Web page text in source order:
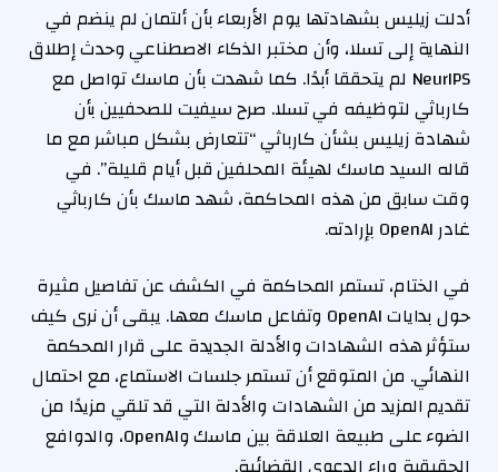
أدلت زيليس بشهادتها يوم الأربعاء بأن ألتمان لم ينضم في
النهاية إلى تسلا، وأن مختبر الذكاء الاصطناعي وحدث إطلاق
NeurIPS لم يتحققا أبدًا. كما شهدت بأن ماسك تواصل مع
كارباثي لتوظيفه في تسلا. صرح سيفيت للصحفيين بأن
شهادة زيليس بشأن كارباثي “تتعارض بشكل مباشر مع ما
قاله السيد ماسك لهيئة المحلفين قبل أيام قليلة”. في
وقت سابق من هذه المحاكمة، شهد ماسك بأن كارباثي
غادر OpenAI بإرادته.
في الختام، تستمر المحاكمة في الكشف عن تفاصيل مثيرة
حول بدايات OpenAI وتفاعل ماسك معها. يبقى أن نرى كيف
ستؤثر هذه الشهادات والأدلة الجديدة على قرار المحكمة
النهائي. من المتوقع أن تستمر جلسات الاستماع، مع احتمال
تقديم المزيد من الشهادات والأدلة التي قد تلقي مزيدًا من
الضوء على طبيعة العلاقة بين ماسك وOpenAI، والدوافع